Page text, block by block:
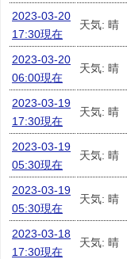
2023-03-20
17:30現在
天気: 晴
2023-03-20
06:00現在
天気: 晴
2023-03-19
17:30現在
天気: 晴
2023-03-19
05:30現在
天気: 晴
2023-03-19
05:30現在
天気: 晴
2023-03-18
17:30現在
天気: 晴